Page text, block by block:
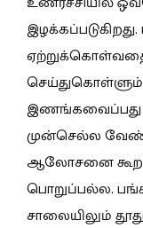
இணங்கவைப்பது
முன்செல்ல
ஆலோசனை கூற
பொறுப்பல்ல.
சாலையிலும்